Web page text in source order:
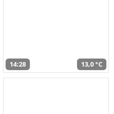
14:28 13,0 °C